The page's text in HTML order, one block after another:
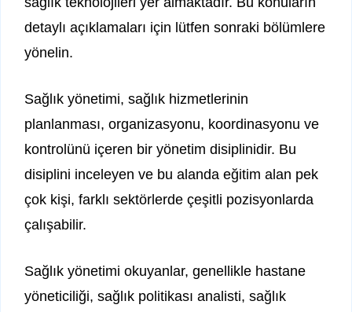
detaylı açıklamaları için lütfen sonraki bölümlere
yönelin.
Sağlık yönetimi, sağlık hizmetlerinin
planlanması, organizasyonu, koordinasyonu ve
kontrolünü içeren bir yönetim disiplinidir. Bu
disiplini inceleyen ve bu alanda eğitim alan pek
çok kişi, farklı sektörlerde çeşitli pozisyonlarda
çalışabilir.
Sağlık yönetimi okuyanlar, genellikle hastane
yöneticiliği, sağlık politikası analisti, sağlık